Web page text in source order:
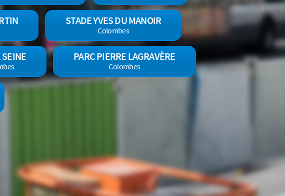
STADE YVES DU MANOIR
Colombes
SEINE PARC PIERRE LAGRAVÈRE
Colombes